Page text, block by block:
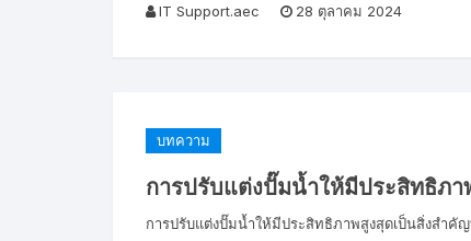
IT Support.aec
28 ตุลาคม 2024
บทความ
การปรับแต่งปั๊มน้ำให้มีประสิทธิภา
การปรับแต่งปั๊มน้ำให้มีประสิทธิภาพสูงสุดเป็นสิ่งสำคั